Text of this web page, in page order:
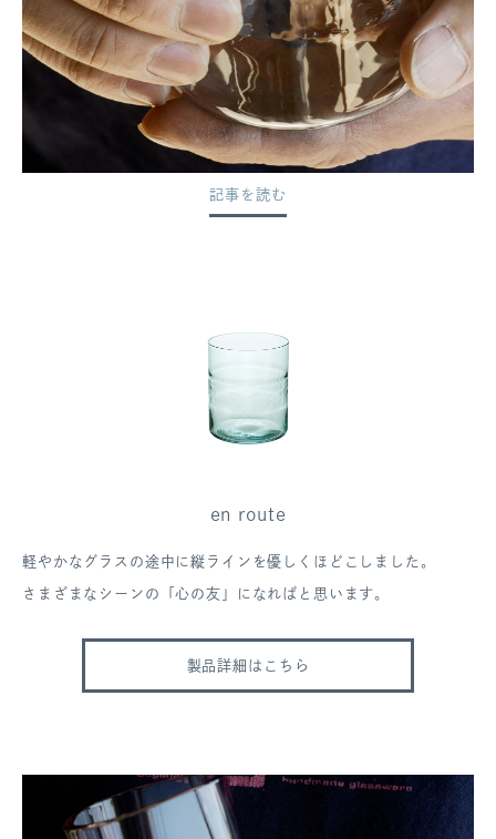
記事を読む
en route
軽やかなグラスの途中に縦ラインを優しくほどこしました。
さまざまなシーンの「心の友」になればと思います。
製品詳細はこちら